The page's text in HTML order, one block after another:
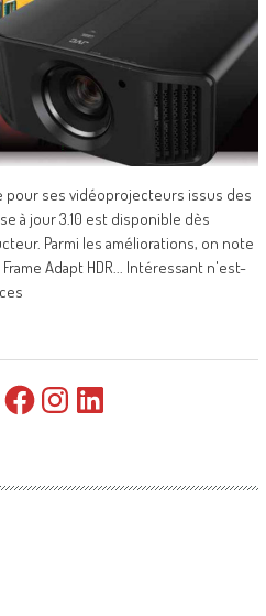
pour ses vidéoprojecteurs issus des
à jour 3.10 est disponible dès
Parmi les améliorations, on note
Adapt HDR... Intéressant n'est-
FacebookInstagramLinkedIn